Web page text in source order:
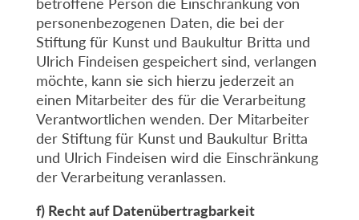
personenbezogenen Daten, die bei der
Stiftung für Kunst und Baukultur Britta und
Ulrich Findeisen gespeichert sind, verlangen
möchte, kann sie sich hierzu jederzeit an
einen Mitarbeiter des für die Verarbeitung
Verantwortlichen wenden. Der Mitarbeiter
der Stiftung für Kunst und Baukultur Britta
und Ulrich Findeisen wird die Einschränkung
der Verarbeitung veranlassen.
f) Recht auf Datenübertragbarkeit